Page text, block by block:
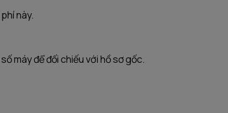
này.
máy để đối chiếu với hồ sơ gốc.